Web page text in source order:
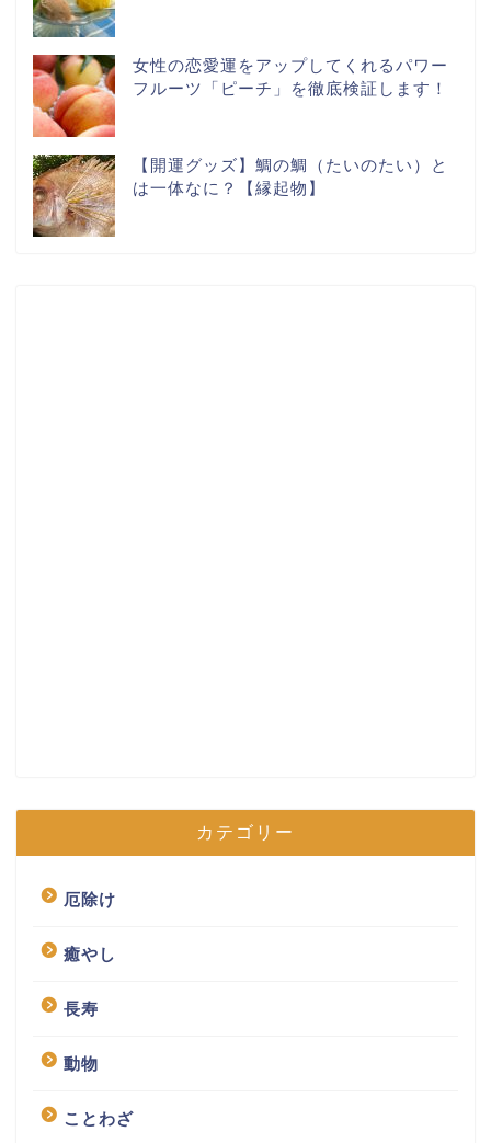
女性の恋愛運をアップしてくれるパワー
フルーツ「ピーチ」を徹底検証します！
【開運グッズ】鯛の鯛（たいのたい）と
は一体なに？【縁起物】
カテゴリー
厄除け
癒やし
長寿
動物
ことわざ